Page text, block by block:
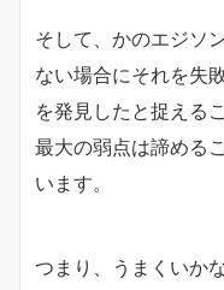
そして、かのエジソ
ない場合にそれを失
を発見したと捉える
最大の弱点は諦める
います。
つまり、うまくいか